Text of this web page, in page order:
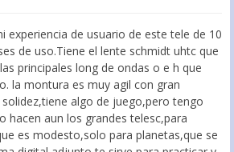
experiencia de usuario de este tele de 10
de uso.Tiene el lente schmidt uhtc que
principales long de ondas o e h que
la montura es muy agil con gran
algo de juego,pero tengo
hacen aun los grandes telesc,para
es modesto,solo para planetas,que se